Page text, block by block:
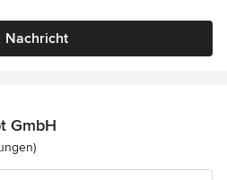
Nachricht
GmbH
5 von 5 Sternen